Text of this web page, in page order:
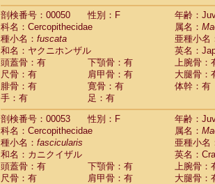
剖検番号：00050
性別：F
年齢：
科名：Cercopithecidae
属名：
種小名： fuscata
亜種小名
和名：ヤクニホンザル
英名：
頭蓋骨：有
下顎骨：有
上腕骨：
尺骨：有
肩甲骨：有
大腿骨：
腓骨：有
寛骨：有
体幹：有
手：有
足：有
剖検番号：00053
性別：F
年齢：
科名：Cercopithecidae
属名：
種小名： fascicularis
亜種小名
和名：カニクイザル
英名：
頭蓋骨：有
下顎骨：有
上腕骨：
尺骨：有
肩甲骨：有
大腿骨：